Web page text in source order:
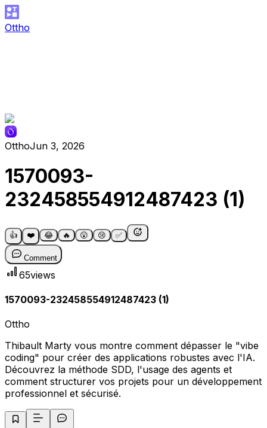
Ottho
OtthoJun 3, 2026
1570093-
232458554912487423 (1)
👍 ❤️ 😂 🔥 😮 😢 ✅
Comment
65views
1570093-232458554912487423 (1)
Ottho
Thibault Marty vous montre comment dépasser le "vibe
coding" pour créer des applications robustes avec l'IA.
Découvrez la méthode SDD, l'usage des agents et
comment structurer vos projets pour un développement
professionnel et sécurisé.